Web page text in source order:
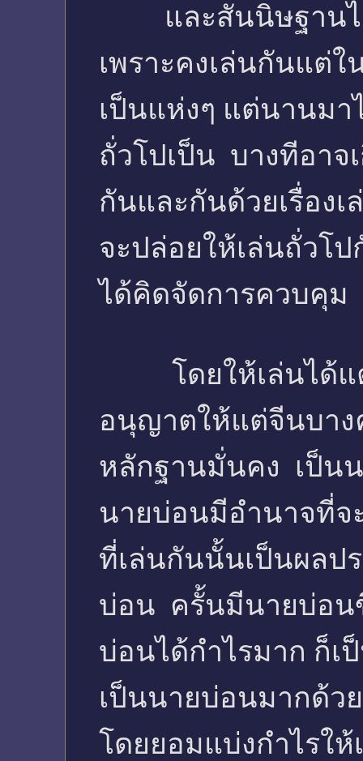
และสันนิษฐานได้
เพราะคงเล่นกันแต่
เป็นแห่งๆ แต่นานม
ถั่วโปเป็น บางทีอาจ
กันและกันด้วยเรื่อง
จะปล่อยให้เล่นถั่วโ
ได้คิดจัดการควบคุม
โดยให้เล่นได้แต่
อนุญาตให้แต่จีนบาง
หลักฐานมั่นคง เป็น
นายบ่อนมีอำนาจที่จ
ที่เล่นกันนั้นเป็นผลป
บ่อน ครั้นมีนายบ่อน
บ่อนได้กำไรมาก ก็เ
เป็นนายบ่อนมากด้ว
โดยยอมแบ่งกำไรใ